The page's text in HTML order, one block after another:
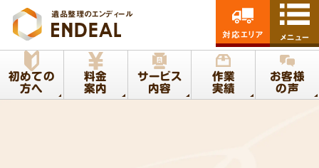
遺品整理のエンディール
初めての
方へ
料金
案内
サービス
内容
作業
実績
お客様
の声
対応エリア メニュー